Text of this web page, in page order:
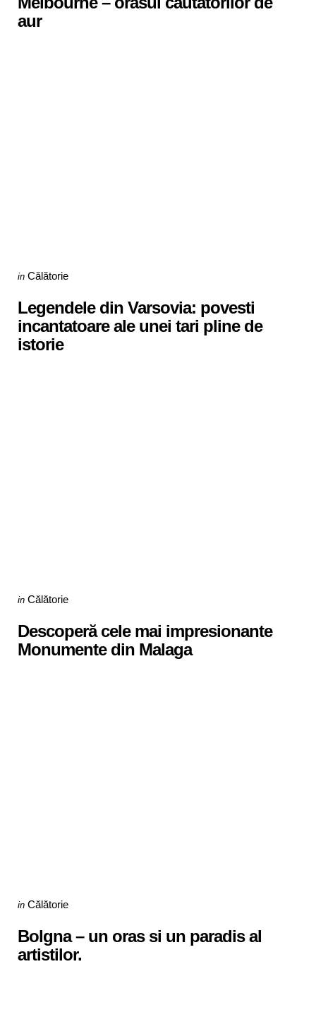
aur
Categories
Posted
in Călătorie
Legendele din Varsovia: povesti
incantatoare ale unei tari pline de
istorie
Categories
Posted
in Călătorie
Descoperă cele mai impresionante
Monumente din Malaga
Categories
Posted
in Călătorie
Bolgna – un oras si un paradis al
artistilor.